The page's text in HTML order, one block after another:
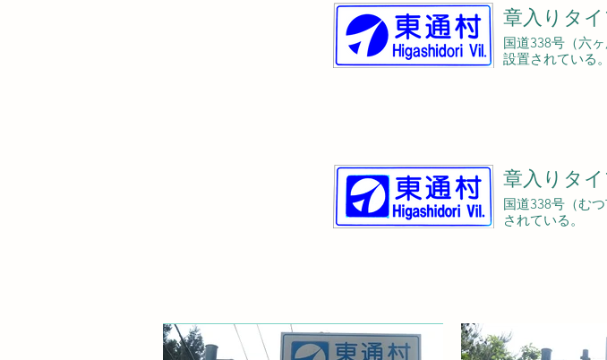
章入りタイ
国道338号（六
設置されている。
章入りタイ
国道338号（む
されている。